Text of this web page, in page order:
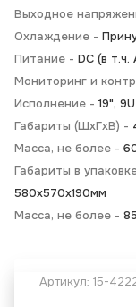
Выходное
Охлаждение -
Питание - DC (в т.ч.
Мониторинг и
Исполнение - 19", 9U
Габариты (ШхГхВ) -
Масса, не более -
Габариты в
580х570х190мм
Масса, не более -
Артикул: 15-